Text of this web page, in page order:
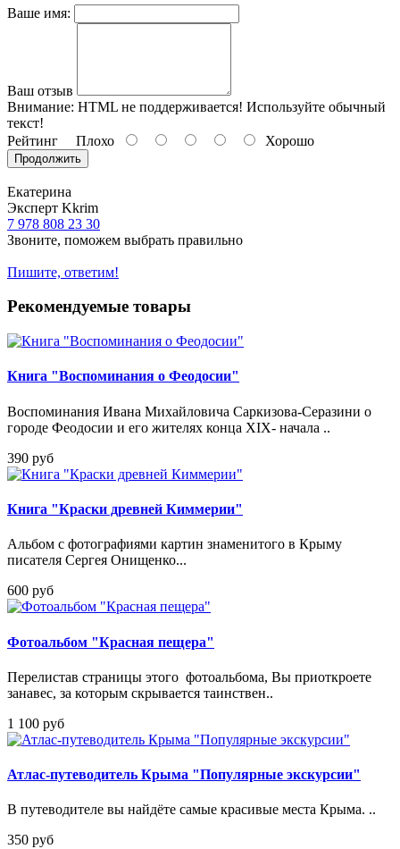
Ваше имя:
Ваш отзыв
Внимание: HTML не поддерживается! Используйте обычный
текст!
Рейтинг Плохо Хорошо
Продолжить
Екатерина
Эксперт Kkrim
7 978 808 23 30
Звоните, поможем выбрать правильно
Пишите, ответим!
Рекомендуемые товары
Книга "Воспоминания о Феодосии"
Воспоминания Ивана Михайловича Саркизова-Серазини о
городе Феодосии и его жителях конца XIX- начала ..
390 руб
Книга "Краски древней Киммерии"
Альбом с фотографиями картин знаменитого в Крыму
писателя Сергея Онищенко...
600 руб
Фотоальбом "Красная пещера"
Перелистав страницы этого фотоальбома, Вы приоткроете
занавес, за которым скрывается таинствен..
1 100 руб
Атлас-путеводитель Крыма "Популярные экскурсии"
В путеводителе вы найдёте самые красивые места Крыма. ..
350 руб